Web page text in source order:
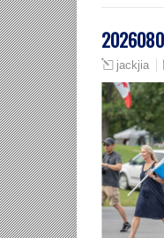
jackjia